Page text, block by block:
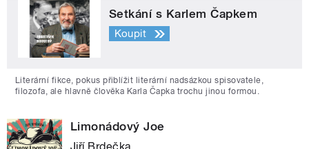
Setkání s Karlem Čapkem
Koupit
Literární fikce, pokus přiblížit literární nadsázkou spisovatele,
filozofa, ale hlavně člověka Karla Čapka trochu jinou formou.
Limonádový Joe